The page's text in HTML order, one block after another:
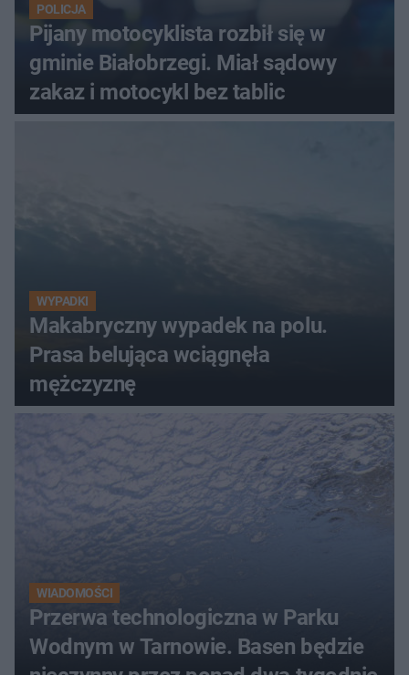
POLICJA
Pijany motocyklista rozbił się w
gminie Białobrzegi. Miał sądowy
zakaz i motocykl bez tablic
WYPADKI
Makabryczny wypadek na polu.
Prasa belująca wciągnęła
mężczyznę
WIADOMOŚCI
Przerwa technologiczna w Parku
Wodnym w Tarnowie. Basen będzie